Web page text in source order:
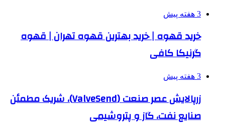
3 هفته پیش
خرید قهوه | خرید بهترین قهوه تهران | قهوه
گرنیکا کافی
3 هفته پیش
زرپالایش عصر صنعت (ValveSend)، شریک مطمئن
صنایع نفت، گاز و پتروشیمی